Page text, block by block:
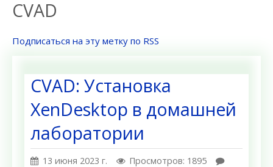
CVAD
Подписаться на эту метку по RSS
CVAD: Установка
XenDesktop в домашней
лаборатории
13 июня 2023 г.
Просмотров: 1895